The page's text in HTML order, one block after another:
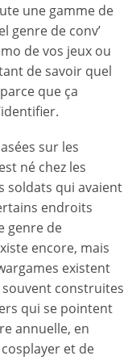
une gamme de
genre de conv’
de vos jeux ou
de savoir quel
que ça
sur les
né chez les
soldats qui avaient
endroits
genre de
encore, mais
existent
construites
qui se pointent
annuelle, en
et de